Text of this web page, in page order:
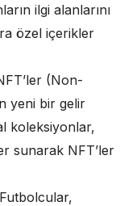
ilgi alanlarını
özel içerikler
(Non-
yeni bir gelir
koleksiyonlar,
sunarak NFT’ler
Futbolcular,